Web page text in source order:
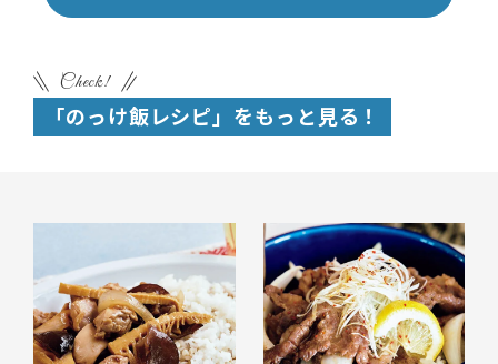
Check!
「のっけ飯レシピ」をもっと見る！